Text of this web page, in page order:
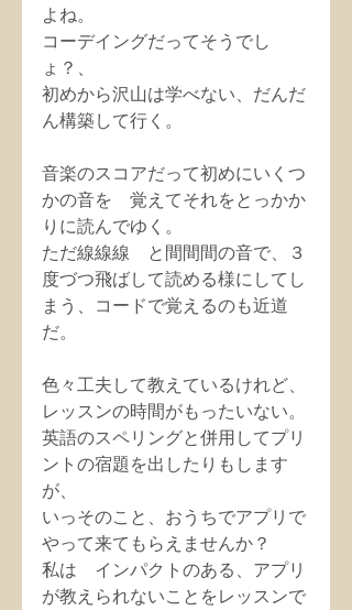
よね。
コーデイングだってそうでし
ょ？、
初めから沢山は学べない、だんだ
ん構築して行く。
音楽のスコアだって初めにいくつ
かの音を　覚えてそれをとっかか
りに読んでゆく。
ただ線線線　と間間間の音で、３
度づつ飛ばして読める様にしてし
まう、コードで覚えるのも近道
だ。
色々工夫して教えているけれど、
レッスンの時間がもったいない。
英語のスペリングと併用してプリ
ントの宿題を出したりもします
が、
いっそのこと、おうちでアプリで
やって来てもらえませんか？
私は　インパクトのある、アプリ
が教えられないことをレッスンで